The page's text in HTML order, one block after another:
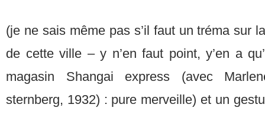
(je ne sais même pas s’il faut un tréma sur
de cette ville – y n’en faut point, y’en a
magasin Shangai express (avec
sternberg, 1932) : pure merveille) et un